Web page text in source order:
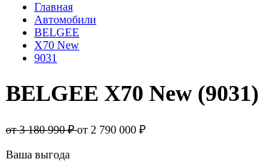
Главная
Автомобили
BELGEE
X70 New
9031
BELGEE X70 New (9031)
от 3 180 990 ₽от 2 790 000 ₽
Ваша выгода